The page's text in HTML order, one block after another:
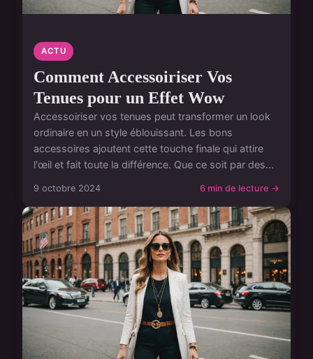
ACTU
Comment Accessoiriser Vos
Tenues pour un Effet Wow
Accessoiriser vos tenues peut transformer un look
ordinaire en un style éblouissant. Les bons
accessoires ajoutent cette touche finale qui attire
l'œil et fait toute la différence. Que ce soit par des...
9 octobre 2024 6 min de lecture →